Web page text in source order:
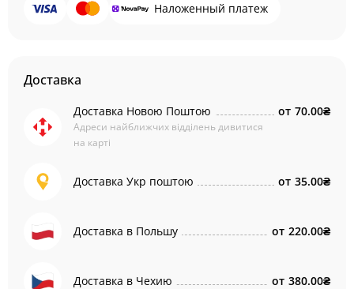
Наложенный платеж
Доставка
Доставка Новою Поштою
Адреси найближчих відділень дивитися
на карті
от 70.00₴
Доставка Укр поштою от 35.00₴
Доставка в Польшу от 220.00₴
Доставка в Чехию от 380.00₴